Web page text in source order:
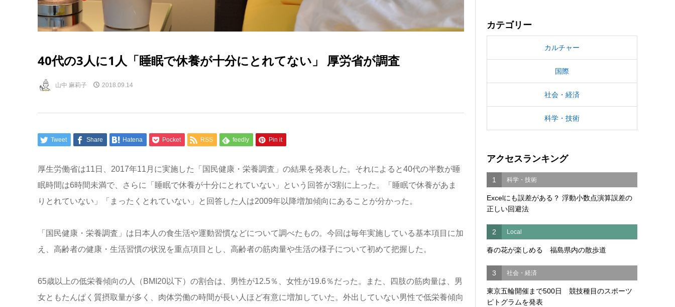
40代の3人に1人「睡眠で休養が十分にとれてない」 厚労省が調査
山中 麻莉子 2018.09.14
Tweet Share Hatena Pocket RSS feedly Pin it
厚生労働省は11日、2017年11月に実施した「国民健康・栄養調査」の結果を発表した。それによると40代の半数が睡
眠時間は6時間未満で、さらに「睡眠で休養が十分にとれていない」という回答が3割に上った。「睡眠で休養があま
りとれていない」「まったくとれていない」と回答した人は2009年以降増加傾向にあることが分かった。
「国民健康・栄養調査」は日本人の食生活や運動習慣などについて調べたもの。今回は毎年実施している基本項目に加
え、高齢者の健康・生活習慣の状況を重点項目とし、高齢者の筋肉量や生活の様子について初めて把握した。
65歳以上の低栄養傾向の人（BMI20以下）の割合は、男性が12.5％、女性が19.6％だった。また、四肢の筋肉量は、男
女ともたんぱく質摂取量が多く、肉体労働の時間が長い人ほど有意に増加していた。外出していない男性で低栄養傾向
カテゴリー
カルチャー
国際
社会・経済
科学・技術
アクセスランキング
1 科学・技術
Excelにも誤差がある？ 浮動小数点演算誤差の
正しい回避法
2 Local
春の花が楽しめる 福島県内の散歩道
3 社会・経済
東京五輪開催まで500日 競技種目のスポーツ
ピトグラムを発表